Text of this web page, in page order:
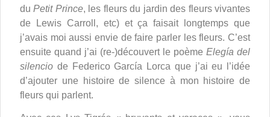
duPetit Prince, les fleurs du jardin des fleurs vivantes
de Lewis Carroll, etc) et ça faisait longtemps que
j’avais moi aussi envie de faire parler les fleurs. C’est
ensuite quand j’ai (re-)découvert le poème Elegía del
silencio de Federico García Lorca que j’ai eu l’idée
d’ajouter une histoire de silence à mon histoire de
fleurs qui parlent.